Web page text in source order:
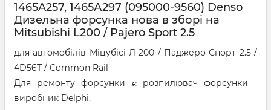
1465A257, 1465А297 (095000-9560) Denso
Дизельна форсунка нова в зборі на
Mitsubishi L200 / Pajero Sport 2.5
для автомобілів Міцубісі Л 200 / Паджеро Спорт 2.5 /
4D56T / Common Rail
Для ремонту форсунки є розпилювач форсунки -
виробник Delphi.